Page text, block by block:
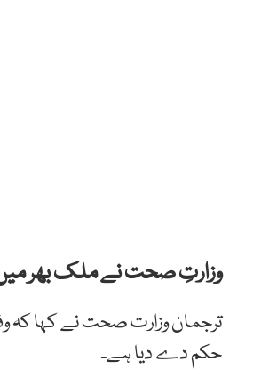
وزارتِ صحت نے ملک بھر میں
ترجمان وزارت صحت نے کہا کہ
حکم دے دیا ہے۔